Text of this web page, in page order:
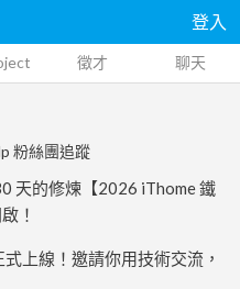
登入
徵才 聊天
粉絲團追蹤
天的修煉【2026 iThome 鐵
！
上線！邀請你用技術交流，